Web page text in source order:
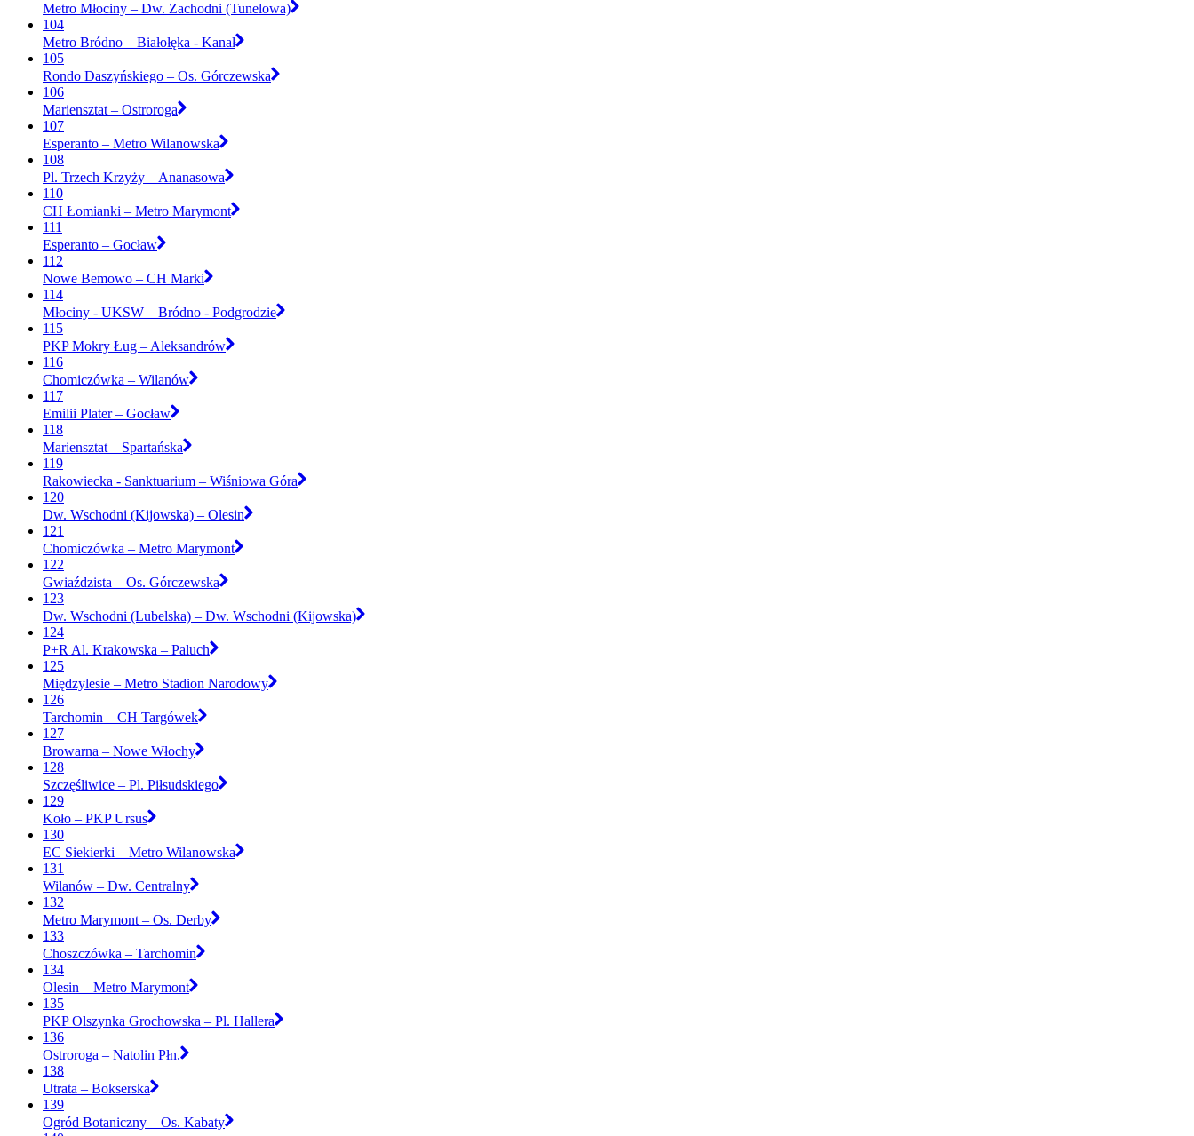
Metro Młociny – Dw. Zachodni (Tunelowa)
104
Metro Bródno – Białołęka - Kanał
105
Rondo Daszyńskiego – Os. Górczewska
106
Mariensztat – Ostroroga
107
Esperanto – Metro Wilanowska
108
Pl. Trzech Krzyży – Ananasowa
110
CH Łomianki – Metro Marymont
111
Esperanto – Gocław
112
Nowe Bemowo – CH Marki
114
Młociny - UKSW – Bródno - Podgrodzie
115
PKP Mokry Ług – Aleksandrów
116
Chomiczówka – Wilanów
117
Emilii Plater – Gocław
118
Mariensztat – Spartańska
119
Rakowiecka - Sanktuarium – Wiśniowa Góra
120
Dw. Wschodni (Kijowska) – Olesin
121
Chomiczówka – Metro Marymont
122
Gwiaździsta – Os. Górczewska
123
Dw. Wschodni (Lubelska) – Dw. Wschodni (Kijowska)
124
P+R Al. Krakowska – Paluch
125
Międzylesie – Metro Stadion Narodowy
126
Tarchomin – CH Targówek
127
Browarna – Nowe Włochy
128
Szczęśliwice – Pl. Piłsudskiego
129
Koło – PKP Ursus
130
EC Siekierki – Metro Wilanowska
131
Wilanów – Dw. Centralny
132
Metro Marymont – Os. Derby
133
Choszczówka – Tarchomin
134
Olesin – Metro Marymont
135
PKP Olszynka Grochowska – Pl. Hallera
136
Ostroroga – Natolin Płn.
138
Utrata – Bokserska
139
Ogród Botaniczny – Os. Kabaty